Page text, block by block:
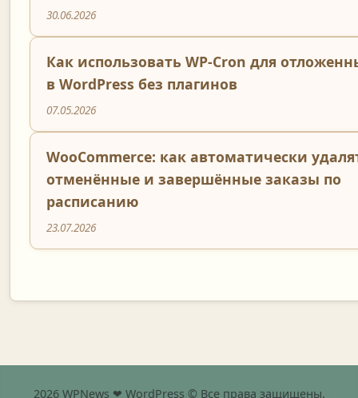
30.06.2026
Как использовать WP-Cron для
в WordPress без плагинов
07.05.2026
WooCommerce: как автоматически
отменённые и завершённые заказы по
расписанию
23.07.2026
2026 WPNews ❤ WordPress © Все права защищены.